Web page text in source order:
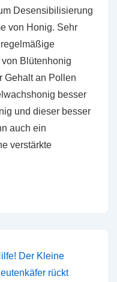
Desensibilisierung
von Honig. Sehr
Blütenhonig
Gehalt an Pollen
besser
und dieser besser
auch ein
verstärkte
Der Kleine
rückt